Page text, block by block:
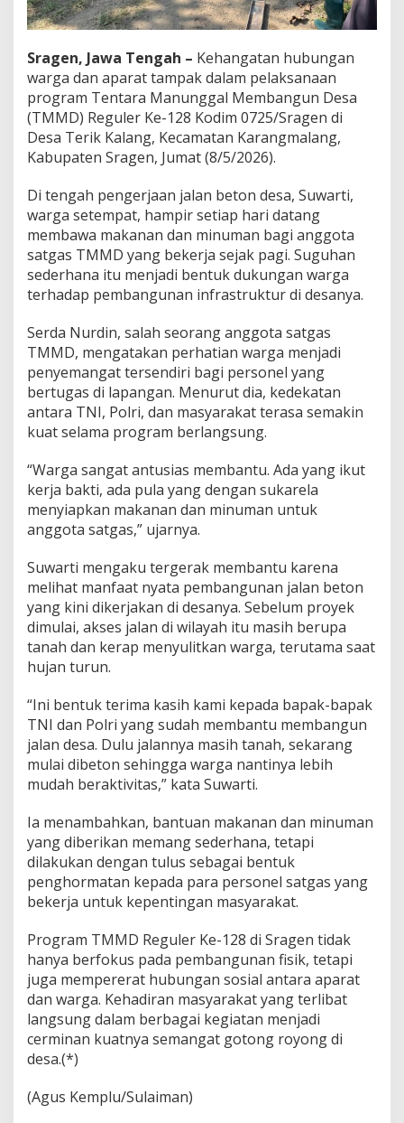
t
i
S
a
y
a
I
k
h
l
s
M
e
m
b
a
n
u
Sragen, Jawa Tengah – Kehangatan hubungan
warga dan aparat tampak dalam pelaksanaan
program Tentara Manunggal Membangun Desa
(TMMD) Reguler Ke-128 Kodim 0725/Sragen di
Desa Terik Kalang, Kecamatan Karangmalang,
Kabupaten Sragen, Jumat (8/5/2026).
Di tengah pengerjaan jalan beton desa, Suwarti,
warga setempat, hampir setiap hari datang
membawa makanan dan minuman bagi anggota
satgas TMMD yang bekerja sejak pagi. Suguhan
sederhana itu menjadi bentuk dukungan warga
terhadap pembangunan infrastruktur di desanya.
Serda Nurdin, salah seorang anggota satgas
TMMD, mengatakan perhatian warga menjadi
penyemangat tersendiri bagi personel yang
bertugas di lapangan. Menurut dia, kedekatan
antara TNI, Polri, dan masyarakat terasa semakin
kuat selama program berlangsung.
“Warga sangat antusias membantu. Ada yang ikut
kerja bakti, ada pula yang dengan sukarela
menyiapkan makanan dan minuman untuk
anggota satgas,” ujarnya.
Suwarti mengaku tergerak membantu karena
melihat manfaat nyata pembangunan jalan beton
yang kini dikerjakan di desanya. Sebelum proyek
dimulai, akses jalan di wilayah itu masih berupa
tanah dan kerap menyulitkan warga, terutama saat
hujan turun.
“Ini bentuk terima kasih kami kepada bapak-bapak
TNI dan Polri yang sudah membantu membangun
jalan desa. Dulu jalannya masih tanah, sekarang
mulai dibeton sehingga warga nantinya lebih
mudah beraktivitas,” kata Suwarti.
Ia menambahkan, bantuan makanan dan minuman
yang diberikan memang sederhana, tetapi
dilakukan dengan tulus sebagai bentuk
penghormatan kepada para personel satgas yang
bekerja untuk kepentingan masyarakat.
Program TMMD Reguler Ke-128 di Sragen tidak
hanya berfokus pada pembangunan fisik, tetapi
juga mempererat hubungan sosial antara aparat
dan warga. Kehadiran masyarakat yang terlibat
langsung dalam berbagai kegiatan menjadi
cerminan kuatnya semangat gotong royong di
desa.(*)
(Agus Kemplu/Sulaiman)